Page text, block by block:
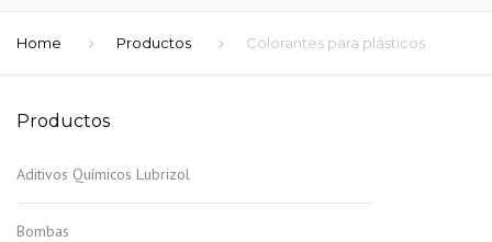
Home Productos Colorantes para plásticos
Productos
Aditivos Químicos Lubrizol
Bombas